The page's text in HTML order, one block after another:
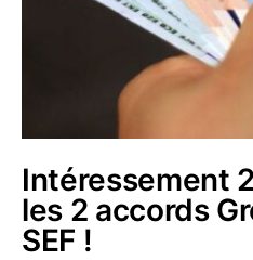
Intéressement
les 2 accords
SEF !